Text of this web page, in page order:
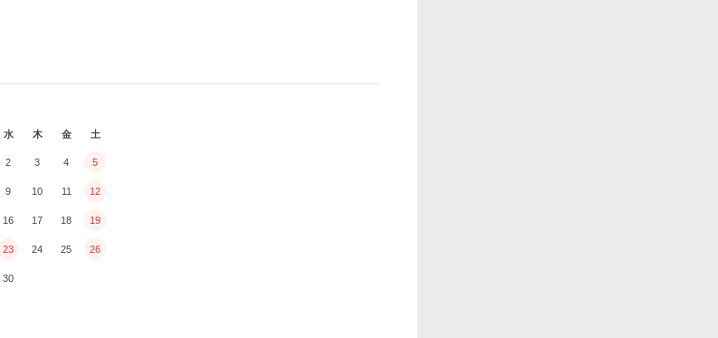
水 木 金 土
2 3 4 5
9 10 11 12
16 17 18 19
23 24 25 26
30